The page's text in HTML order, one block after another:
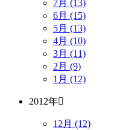
7月 (13)
6月 (15)
5月 (13)
4月 (10)
3月 (11)
2月 (9)
1月 (12)
2012年
12月 (12)